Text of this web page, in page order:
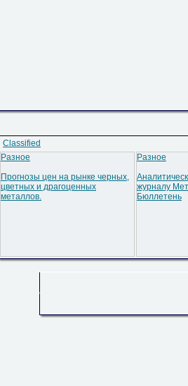
Classified
Разное
Прогнозы цен на рынке черных,
цветных и драгоценных
металлов.
Разное
журналу
Бюллетень